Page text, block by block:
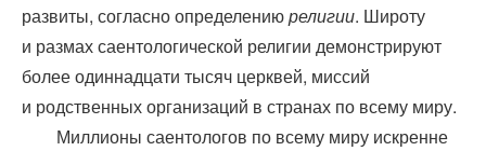
развиты, согласно определениюрелигии. Широту
и размах саентологической религии демонстрируют
более одиннадцати тысяч церквей, миссий
и родственных организаций в странах по всему миру.
Миллионы саентологов по всему миру искренне